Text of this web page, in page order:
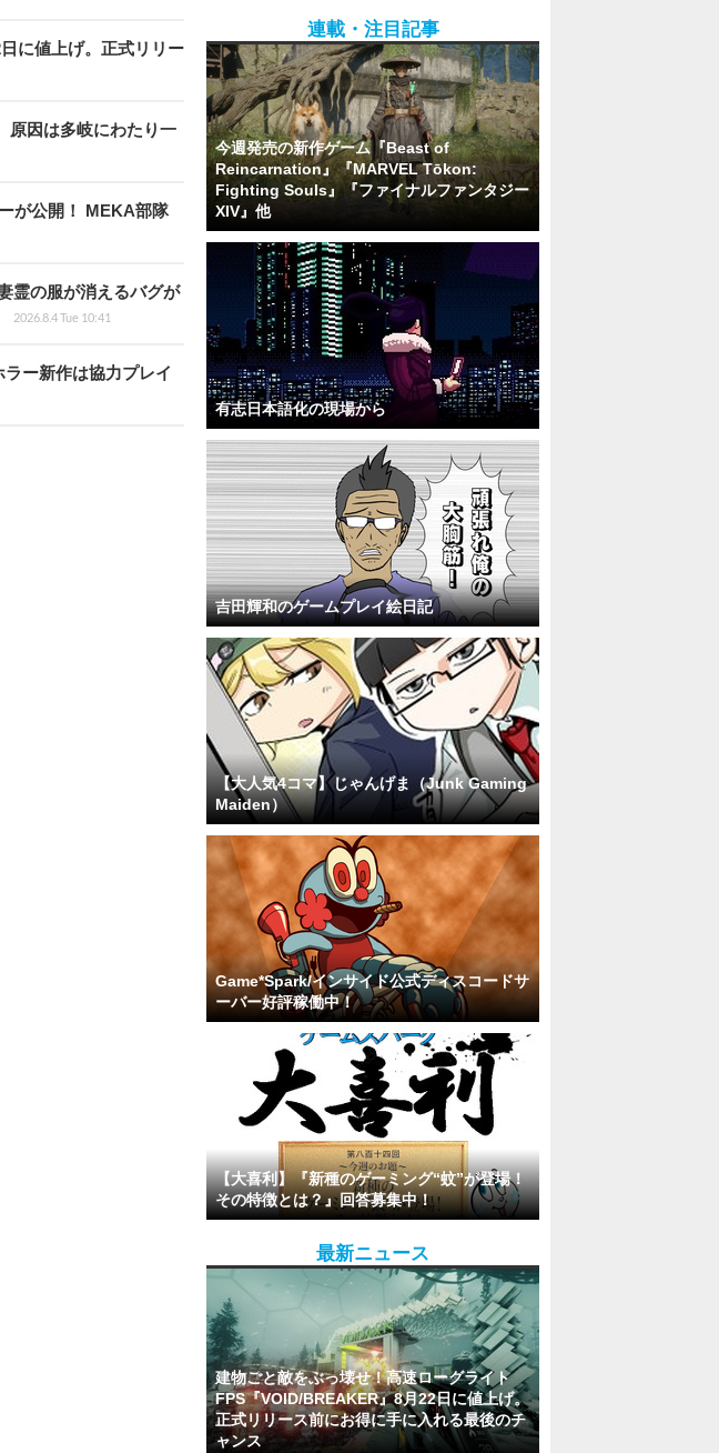
に値上げ。正式リリー
原因は多岐にわたり一
が公開！ MEKA部隊
霊の服が消えるバグが
2026.8.4 Tue 10:41
ー新作は協力プレイ
連載・注目記事
今週発売の新作ゲーム『Beast of
Reincarnation』『MARVEL Tōkon:
Fighting Souls』『ファイナルファンタジー
XIV』他
有志日本語化の現場から
吉田輝和のゲームプレイ絵日記
【大人気4コマ】じゃんげま（Junk Gaming
Maiden）
Game*Spark/インサイド公式ディスコードサ
ーバー好評稼働中！
【大喜利】『新種のゲーミング“蚊”が登場！
その特徴とは？』回答募集中！
最新ニュース
建物ごと敵をぶっ壊せ！高速ローグライト
FPS『VOID/BREAKER』8月22日に値上げ。
正式リリース前にお得に手に入れる最後のチ
ャンス